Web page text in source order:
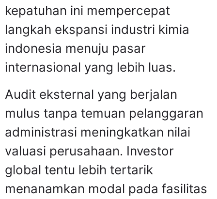
kepatuhan ini mempercepat
langkah ekspansi industri kimia
indonesia menuju pasar
internasional yang lebih luas.
Audit eksternal yang berjalan
mulus tanpa temuan pelanggaran
administrasi meningkatkan nilai
valuasi perusahaan. Investor
global tentu lebih tertarik
menanamkan modal pada fasilitas